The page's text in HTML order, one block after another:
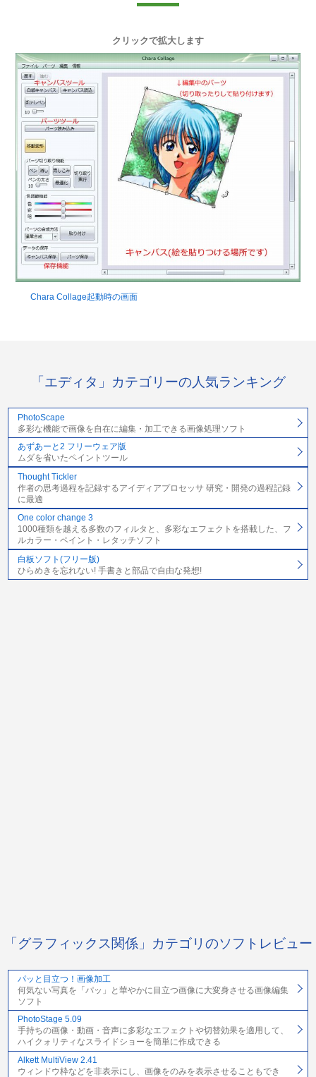
クリックで拡大します
Chara Collage起動時の画面
「エディタ」カテゴリーの人気ランキング
PhotoScape
多彩な機能で画像を自在に編集・加工できる画像処理ソフト
あずあーと2 フリーウェア版
ムダを省いたペイントツール
Thought Tickler
作者の思考過程を記録するアイディアプロセッサ 研究・開発の過程記録
に最適
One color change 3
1000種類を越える多数のフィルタと、多彩なエフェクトを搭載した、フ
ルカラー・ペイント・レタッチソフト
白板ソフト(フリー版)
ひらめきを忘れない! 手書きと部品で自由な発想!
「グラフィックス関係」カテゴリのソフトレビュー
パッと目立つ！画像加工
何気ない写真を「パッ」と華やかに目立つ画像に大変身させる画像編集
ソフト
PhotoStage 5.09
手持ちの画像・動画・音声に多彩なエフェクトや切替効果を適用して、
ハイクォリティなスライドショーを簡単に作成できる
Alkett MultiView 2.41
ウィンドウ枠などを非表示にし、画像をのみを表示させることもでき